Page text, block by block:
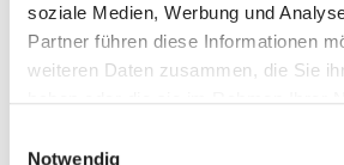
soziale Medien, Werbung und
Partner führen diese Informationen
weiteren Daten zusammen, die Sie
haben oder die sie im Rahmen Ihrer
Notwendig
gemütliches Ambiente mit
maximalen Platz & Stauraum!
ja zu Ihnen.